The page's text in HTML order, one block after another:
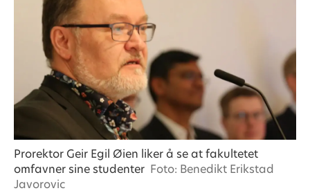
Prorektor Geir Egil Øien liker å se at fakultetet
omfavner sine studenter Foto: Benedikt Erikstad
Javorovic